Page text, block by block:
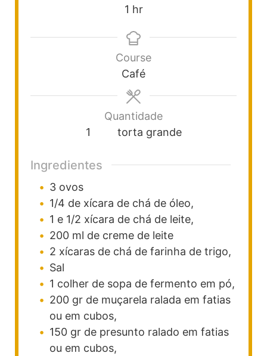
1 hr
Course
Café
Quantidade
1
torta grande
Ingredientes
3 ovos
1/4 de xícara de chá de óleo,
1 e 1/2 xícara de chá de leite,
200 ml de creme de leite
2 xícaras de chá de farinha de trigo,
Sal
1 colher de sopa de fermento em pó,
200 gr de muçarela ralada em fatias
ou em cubos,
150 gr de presunto ralado em fatias
ou em cubos,